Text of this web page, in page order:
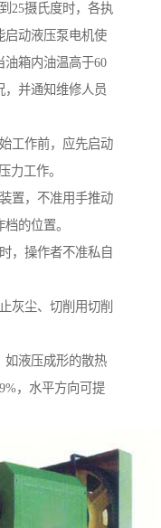
25摄氏度时，各执
启动液压泵电机使
箱内油温高于60
，并通知维修人员
工作前，应先启动
力工作。
置，不准用手推动
的位置。
，操作者不准私自
灰尘、切削用切削
如液压成形的散热
，水平方向可提